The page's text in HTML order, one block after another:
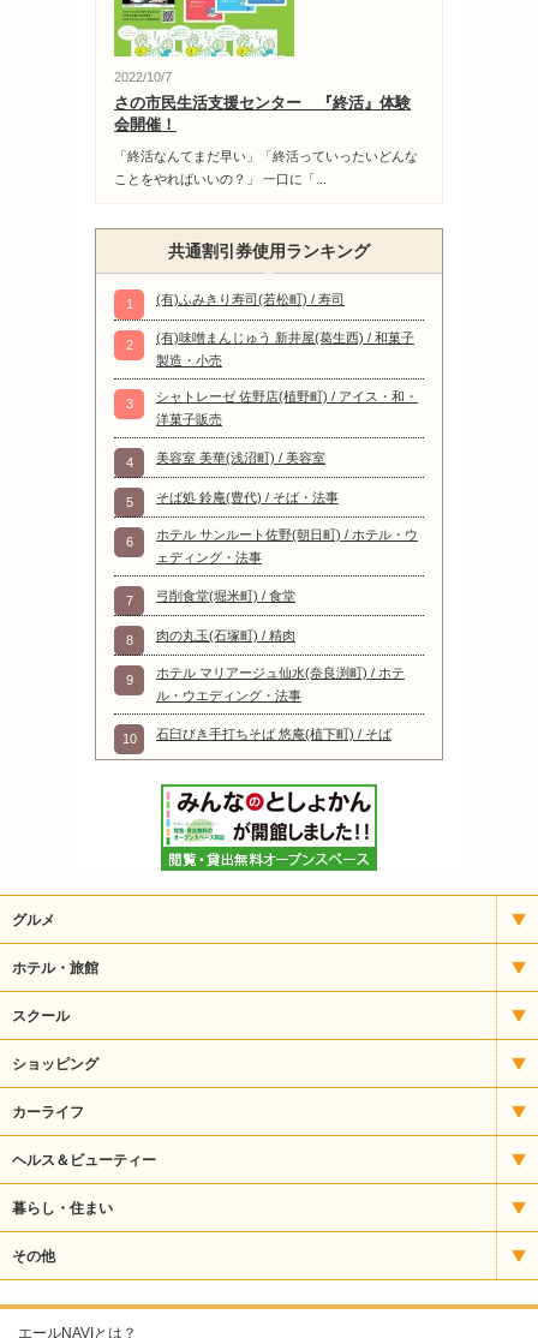
2022/10/7
さの市民生活支援センター 『終活』体験
会開催！
「終活なんてまだ早い」「終活っていったいどんな
ことをやればいいの？」 一口に「...
共通割引券使用ランキング
1 (有)ふみきり寿司(若松町) / 寿司
2
(有)味噌まんじゅう 新井屋(葛生西) / 和菓子
製造・小売
3
シャトレーゼ 佐野店(植野町) / アイス・和・
洋菓子販売
4 美容室 美華(浅沼町) / 美容室
5 そば処 鈴庵(豊代) / そば・法事
6
ホテル サンルート佐野(朝日町) / ホテル・ウ
ェディング・法事
7 弓削食堂(堀米町) / 食堂
8 肉の丸玉(石塚町) / 精肉
9
ホテル マリアージュ仙水(奈良渕町) / ホテ
ル・ウエディング・法事
10 石臼びき手打ちそば 悠庵(植下町) / そば
グルメ
イタリアン
いもフライ
うどん・そば
うなぎ
お好み焼・焼きそば
カフェ・喫茶
クレープ
ホテル・旅館
宿泊
スクール
アート
パソコンスクール
バレエ・ダンス
パン教室
塾・予備校
ショッピング
CD・楽器
ギフト
スポーツ用品
その他食品
カーライフ
タイヤ販売
自動車整備
自動車販売・修理
ヘルス＆ビューティー
エステ
サプリメント
暮らし・住まい
ガス
クリーニング
その他
カラオケ
エールNAVIとは？